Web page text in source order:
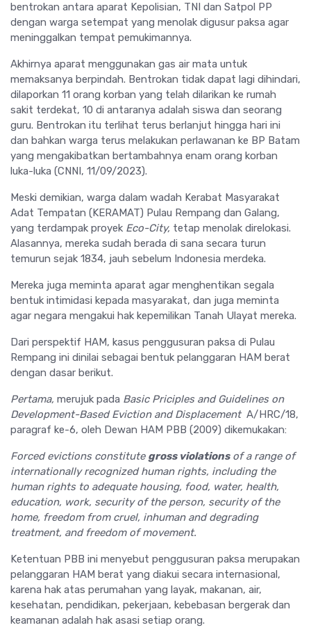
bentrokan antara aparat Kepolisian, TNI dan Satpol PP
dengan warga setempat yang menolak digusur paksa agar
meninggalkan tempat pemukimannya.
Akhirnya aparat menggunakan gas air mata untuk
memaksanya berpindah. Bentrokan tidak dapat lagi dihindari,
dilaporkan 11 orang korban yang telah dilarikan ke rumah
sakit terdekat, 10 di antaranya adalah siswa dan seorang
guru. Bentrokan itu terlihat terus berlanjut hingga hari ini
dan bahkan warga terus melakukan perlawanan ke BP Batam
yang mengakibatkan bertambahnya enam orang korban
luka-luka (CNNI, 11/09/2023).
Meski demikian, warga dalam wadah Kerabat Masyarakat
Adat Tempatan (KERAMAT) Pulau Rempang dan Galang,
yang terdampak proyek Eco-City, tetap menolak direlokasi.
Alasannya, mereka sudah berada di sana secara turun
temurun sejak 1834, jauh sebelum Indonesia merdeka.
Mereka juga meminta aparat agar menghentikan segala
bentuk intimidasi kepada masyarakat, dan juga meminta
agar negara mengakui hak kepemilikan Tanah Ulayat mereka.
Dari perspektif HAM, kasus penggusuran paksa di Pulau
Rempang ini dinilai sebagai bentuk pelanggaran HAM berat
dengan dasar berikut.
Pertama, merujuk pada Basic Priciples and Guidelines on
Development-Based Eviction and DisplacementA/HRC/18,
paragraf ke-6, oleh Dewan HAM PBB (2009) dikemukakan:
Forced evictions constitute gross violationsof a range of
internationally recognized human rights, including the
human rights to adequate housing, food, water, health,
education, work, security of the person, security of the
home, freedom from cruel, inhuman and degrading
treatment, and freedom of movement.
Ketentuan PBB ini menyebut penggusuran paksa merupakan
pelanggaran HAM berat yang diakui secara internasional,
karena hak atas perumahan yang layak, makanan, air,
kesehatan, pendidikan, pekerjaan, kebebasan bergerak dan
keamanan adalah hak asasi setiap orang.